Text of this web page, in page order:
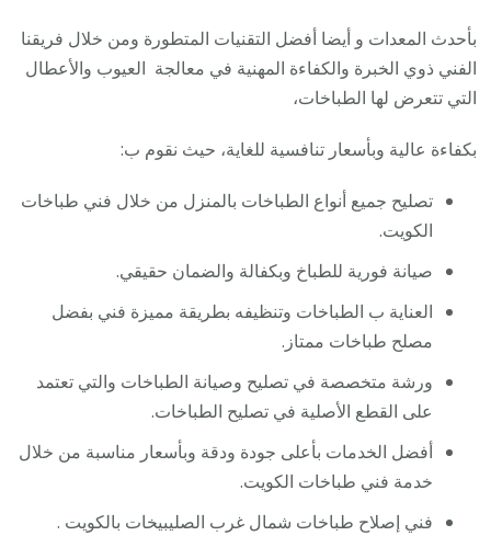
بأحدث المعدات و أيضا أفضل التقنيات المتطورة ومن خلال فريقنا
الفني ذوي الخبرة والكفاءة المهنية في معالجة العيوب والأعطال
التي تتعرض لها الطباخات،
بكفاءة عالية وبأسعار تنافسية للغاية، حيث نقوم ب:
تصليح جميع أنواع الطباخات بالمنزل من خلال فني طباخات
الكويت.
صيانة فورية للطباخ وبكفالة والضمان حقيقي.
العناية ب الطباخات وتنظيفه بطريقة مميزة فني بفضل
مصلح طباخات ممتاز.
ورشة متخصصة في تصليح وصيانة الطباخات والتي تعتمد
على القطع الأصلية في تصليح الطباخات.
أفضل الخدمات بأعلى جودة ودقة وبأسعار مناسبة من خلال
خدمة فني طباخات الكويت.
فني إصلاح طباخات شمال غرب الصليبيخات بالكويت .